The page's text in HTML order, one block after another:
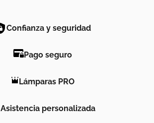
Confianza y seguridad
Pago seguro
Lámparas PRO
Asistencia personalizada